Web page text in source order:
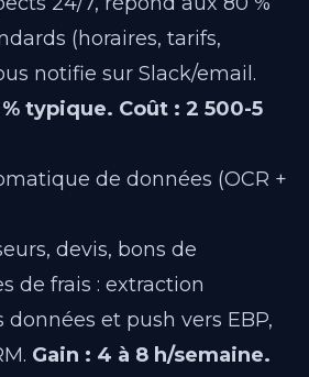
(horaires, tarifs,
notifie sur Slack/email.
typique. Coût : 2 500-5
de données (OCR +
devis, bons de
de frais : extraction
et push vers EBP,
Gain : 4 à 8 h/semaine.